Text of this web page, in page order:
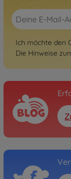
Ich möchte den
Die Hinweise